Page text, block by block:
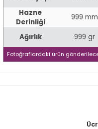
Hazne
Derinliği
999 mm
Ağırlık 999 gr
Fotoğraflardaki ürün